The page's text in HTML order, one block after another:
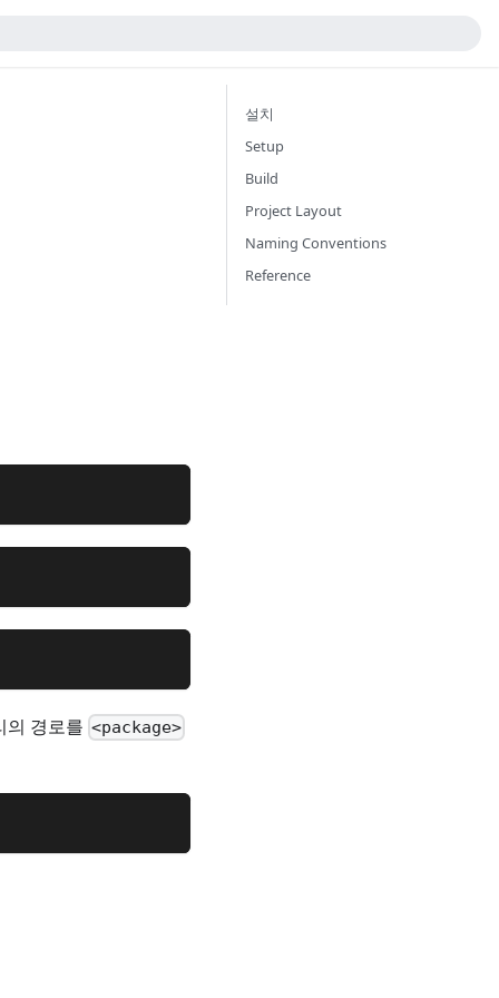
의 경로를 <package>
설치
Setup
Build
Project Layout
Naming Conventions
Reference